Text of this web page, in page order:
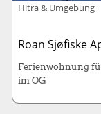
Hitra & Umgebung
Roan Sjøfiske
Ferienwohnung
im OG